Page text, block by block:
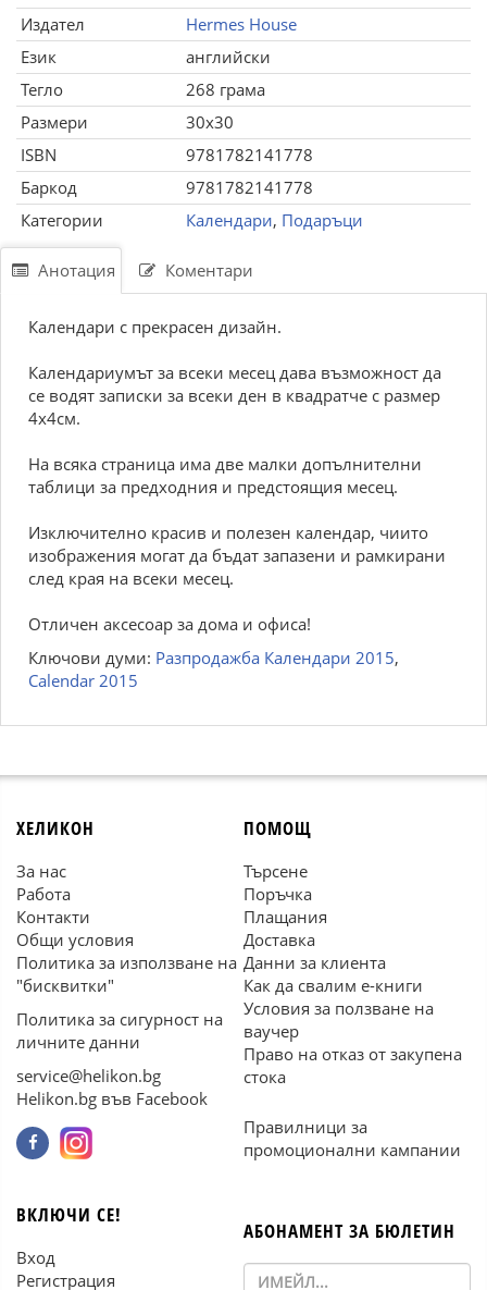
Издател
Hermes House
Език
английски
Тегло
268 грама
Размери
30x30
ISBN
9781782141778
Баркод
9781782141778
Категории
Календари, Подаръци
Анотация Коментари
Календари с прекрасен дизайн.
Календариумът за всеки месец дава възможност да
се водят записки за всеки ден в квадратче с размер
4х4см.
На всяка страница има две малки допълнителни
таблици за предходния и предстоящия месец.
Изключително красив и полезен календар, чиито
изображения могат да бъдат запазени и рамкирани
след края на всеки месец.
Отличен аксесоар за дома и офиса!
Ключови думи: Разпродажба Календари 2015,
Calendar 2015
ХЕЛИКОН
За нас
Работа
Контакти
Общи условия
Политика за използване на
"бисквитки"
Политика за сигурност на
личните данни
service@helikon.bg
Helikon.bg във Facebook
ПОМОЩ
Търсене
Поръчка
Плащания
Доставка
Данни за клиента
Как да свалим е-книги
Условия за ползване на
ваучер
Право на отказ от закупена
стока
Правилници за
промоционални кампании
ВКЛЮЧИ СЕ!
Вход
Регистрация
АБОНАМЕНТ ЗА БЮЛЕТИН